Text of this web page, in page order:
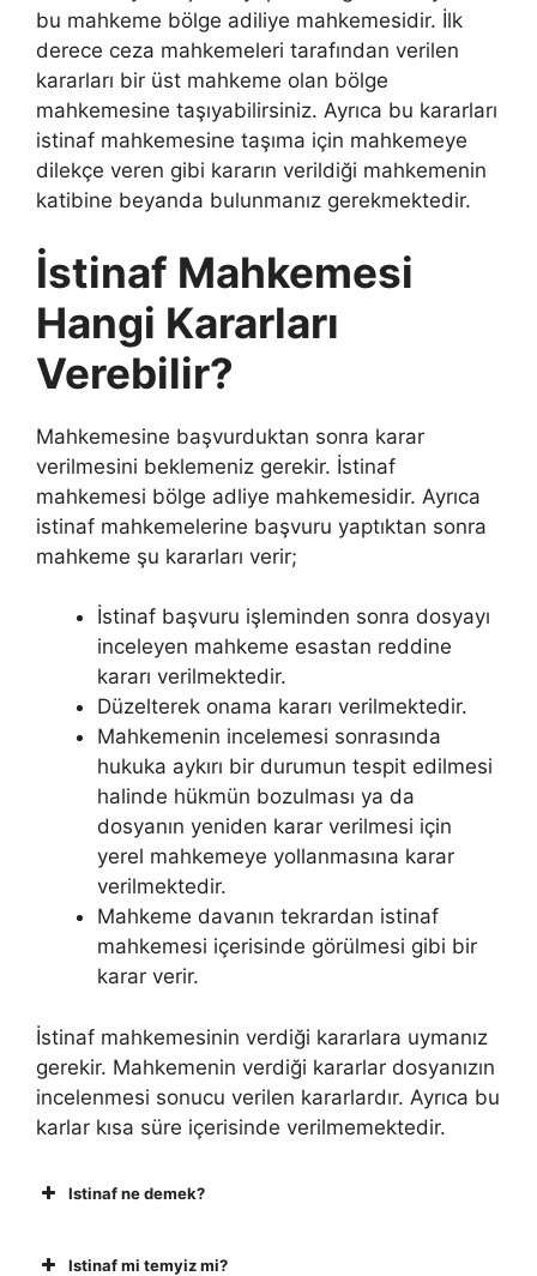
bu mahkeme bölge adiliye mahkemesidir. İlk
derece ceza mahkemeleri tarafından verilen
kararları bir üst mahkeme olan bölge
mahkemesine taşıyabilirsiniz. Ayrıca bu kararları
istinaf mahkemesine taşıma için mahkemeye
dilekçe veren gibi kararın verildiği mahkemenin
katibine beyanda bulunmanız gerekmektedir.
İstinaf Mahkemesi
Hangi Kararları
Verebilir?
Mahkemesine başvurduktan sonra karar
verilmesini beklemeniz gerekir. İstinaf
mahkemesi bölge adliye mahkemesidir. Ayrıca
istinaf mahkemelerine başvuru yaptıktan sonra
mahkeme şu kararları verir;
İstinaf başvuru işleminden sonra dosyayı
inceleyen mahkeme esastan reddine
kararı verilmektedir.
Düzelterek onama kararı verilmektedir.
Mahkemenin incelemesi sonrasında
hukuka aykırı bir durumun tespit edilmesi
halinde hükmün bozulması ya da
dosyanın yeniden karar verilmesi için
yerel mahkemeye yollanmasına karar
verilmektedir.
Mahkeme davanın tekrardan istinaf
mahkemesi içerisinde görülmesi gibi bir
karar verir.
İstinaf mahkemesinin verdiği kararlara uymanız
gerekir. Mahkemenin verdiği kararlar dosyanızın
incelenmesi sonucu verilen kararlardır. Ayrıca bu
karlar kısa süre içerisinde verilmemektedir.
Istinaf ne demek?
Istinaf mi temyiz mi?